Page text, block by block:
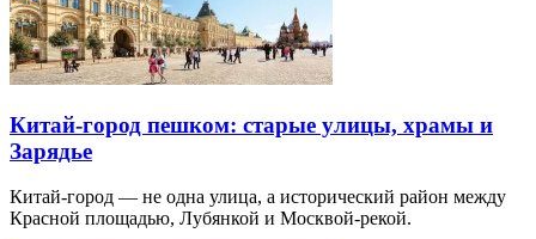
Китай-город пешком: старые улицы, храмы и
Зарядье
Китай-город — не одна улица, а исторический район между
Красной площадью, Лубянкой и Москвой-рекой.